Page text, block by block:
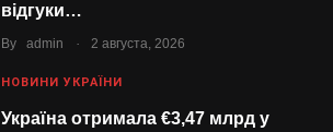
відгуки…
By admin . 2 августа, 2026
НОВИНИ УКРАЇНИ
Україна отримала €3,47 млрд у